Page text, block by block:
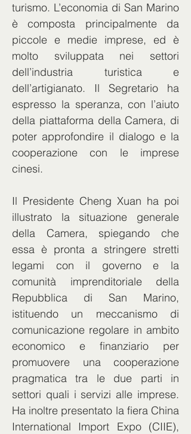
turismo. L’economia di San Marino
è composta principalmente da
piccole e medie imprese, ed è
molto sviluppata nei settori
dell’industria turistica e
dell’artigianato. Il Segretario ha
espresso la speranza, con l’aiuto
della piattaforma della Camera, di
poter approfondire il dialogo e la
cooperazione con le imprese
cinesi.
Il Presidente Cheng Xuan ha poi
illustrato la situazione generale
della Camera, spiegando che
essa è pronta a stringere stretti
legami con il governo e la
comunità imprenditoriale della
Repubblica di San Marino,
istituendo un meccanismo di
comunicazione regolare in ambito
economico e finanziario per
promuovere una cooperazione
pragmatica tra le due parti in
settori quali i servizi alle imprese.
Ha inoltre presentato la fiera China
International Import Expo (CIIE),